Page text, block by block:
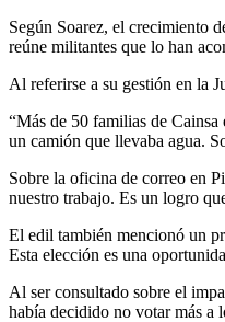
Según Soarez, el crecimiento
reúne militantes que lo han
Al referirse a su gestión en la
“Más de 50 familias de
un camión que llevaba agua.
Sobre la oficina de correo en
nuestro trabajo. Es un logro
El edil también mencionó un
Esta elección es una
Al ser consultado sobre el
había decidido no votar más a